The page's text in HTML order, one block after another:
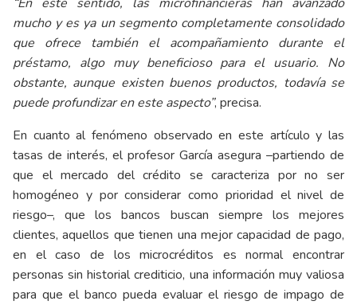
“En este sentido, las microfinancieras han avanzado
mucho y es ya un segmento completamente consolidado
que ofrece también el acompañamiento durante el
préstamo, algo muy beneficioso para el usuario. No
obstante, aunque existen buenos productos, todavía se
puede profundizar en este aspecto”, precisa.
En cuanto al fenómeno observado en este artículo y las
tasas de interés, el profesor García asegura –partiendo de
que el mercado del crédito se caracteriza por no ser
homogéneo y por considerar como prioridad el nivel de
riesgo–, que los bancos buscan siempre los mejores
clientes, aquellos que tienen una mejor capacidad de pago,
en el caso de los microcréditos es normal encontrar
personas sin historial crediticio, una información muy valiosa
para que el banco pueda evaluar el riesgo de impago de